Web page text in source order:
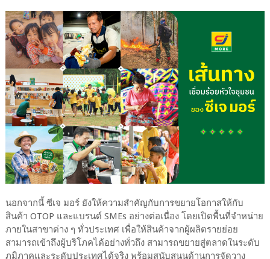
นอกจากนี้ ซีเจ มอร์ ยังให้ความสำคัญกับการขยายโอกาสให้กับ
สินค้า OTOP และแบรนด์ SMEs อย่างต่อเนื่อง โดยเปิดพื้นที่จำหน่าย
ภายในสาขาต่าง ๆ ทั่วประเทศ เพื่อให้สินค้าจากผู้ผลิตรายย่อย
สามารถเข้าถึงผู้บริโภคได้อย่างทั่วถึง สามารถขยายสู่ตลาดในระดับ
ภูมิภาคและระดับประเทศได้จริง พร้อมสนับสนุนด้านการจัดวาง